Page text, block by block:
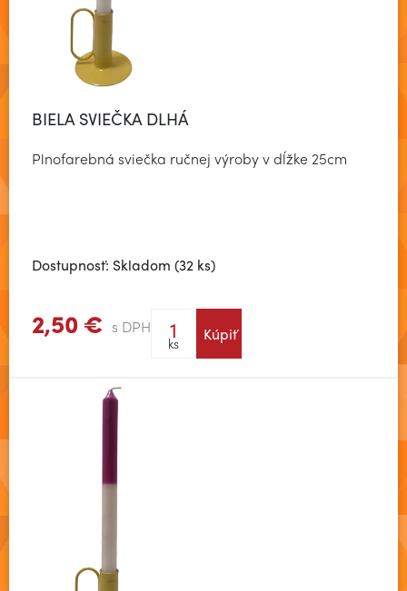
BIELA SVIEČKA DLHÁ
Plnofarebná sviečka ručnej výroby v dĺžke 25cm
Dostupnosť: Skladom (32 ks)
2,50 € s DPH
ks Kúpiť
Zobraziť viac